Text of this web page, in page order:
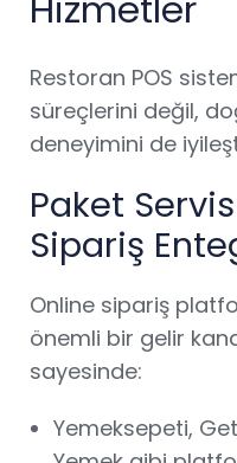
Restoran POS
süreçlerini değil,
deneyimini de
Paket
Sipariş
Online sipariş
önemli bir gelir
sayesinde:
Yemeksepeti,